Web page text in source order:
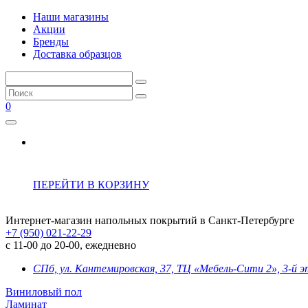
Наши магазины
Акции
Бренды
Доставка образцов
0
ПЕРЕЙТИ В КОРЗИНУ
Интернет-магазин напольных покрытий в Санкт-Петербурге
+7 (950) 021-22-29
с 11-00 до 20-00, ежедневно
СПб, ул. Кантемировская, 37, ТЦ «Мебель-Сити 2», 3-й
Виниловый пол
Ламинат